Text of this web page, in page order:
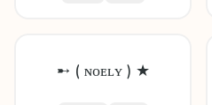
➸ ( ɴᴏᴇʟʏ ) ★